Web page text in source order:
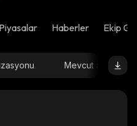
Piyasalar Haberler Ekip
Mevcut arz